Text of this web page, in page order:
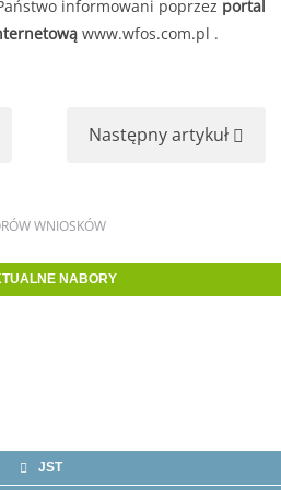
informowani poprzez portal
www.wfos.com.pl .
Następny artykuł
WNIOSKÓW
NABORY
JST